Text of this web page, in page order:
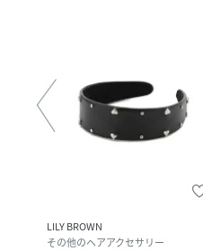
LILY BROWN
その他のヘアアクセサリー